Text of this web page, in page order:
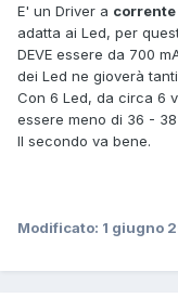
E' un Driver a corrente
adatta ai Led, per
DEVE essere da 700
dei Led ne gioverà
Con 6 Led, da circa 6
essere meno di 36 -
Il secondo va bene.
Modificato: 1 giugno